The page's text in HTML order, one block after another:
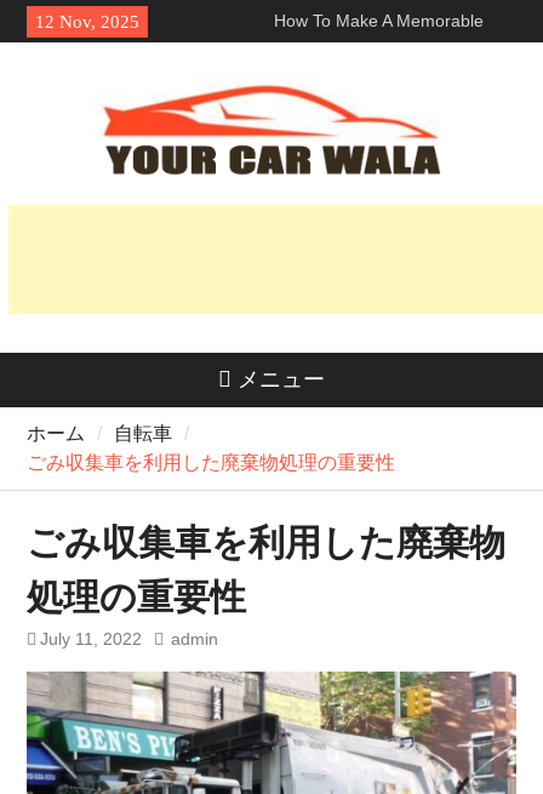
Skip
to
12 Nov, 2025
How To Make A Memorable
First Impression With A ロサン
タル?
車両輸送サービスにおける環境
に優しい選択肢の探求
魅力を解き明かす：なぜホンダ
メニュー
ホーム
自転車
ごみ収集車を利用した廃棄物処理の重要性
ごみ収集車を利用した廃棄物
処理の重要性
July 11, 2022 admin